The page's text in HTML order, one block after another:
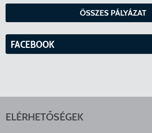
ÖSSZES PÁLYÁZAT
FACEBOOK
ELÉRHETŐSÉGEK